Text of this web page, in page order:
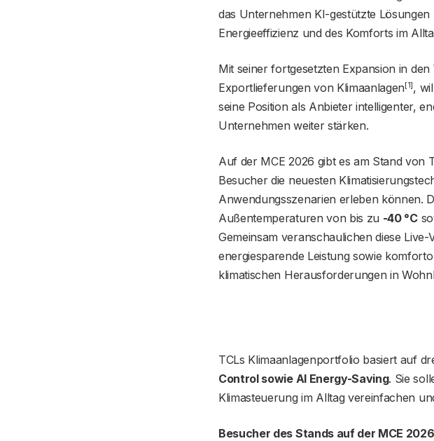
das Unternehmen KI-gestützte
Energieeffizienz und des Komforts im
Mit seiner fortgesetzten Expansion in
Exportlieferungen von Klimaanlagen[1],
seine Position als Anbieter intelligenter,
Unternehmen weiter stärken.
Auf der MCE 2026 gibt es am Stand von
Besucher die neuesten
Anwendungsszenarien erleben können.
Außentemperaturen von bis zu -40 °C
Gemeinsam veranschaulichen diese
energiesparende Leistung sowie
klimatischen Herausforderungen in
TCLs Klimaanlagenportfolio basiert auf
Control sowie AI Energy-Saving. Sie
Klimasteuerung im Alltag vereinfachen
Besucher des Stands auf der MCE